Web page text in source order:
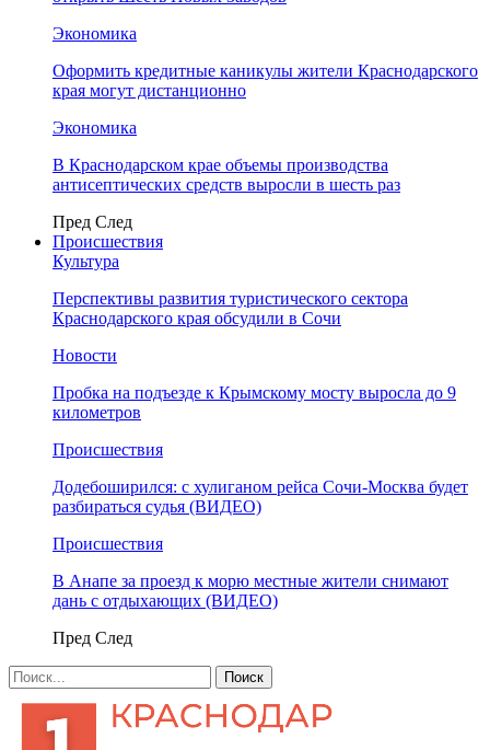
Экономика
Оформить кредитные каникулы жители Краснодарского
края могут дистанционно
Экономика
В Краснодарском крае объемы производства
антисептических средств выросли в шесть раз
Пред След
Происшествия
Культура
Перспективы развития туристического сектора
Краснодарского края обсудили в Сочи
Новости
Пробка на подъезде к Крымскому мосту выросла до 9
километров
Происшествия
Додебоширился: с хулиганом рейса Сочи-Москва будет
разбираться судья (ВИДЕО)
Происшествия
В Анапе за проезд к морю местные жители снимают
дань с отдыхающих (ВИДЕО)
Пред След